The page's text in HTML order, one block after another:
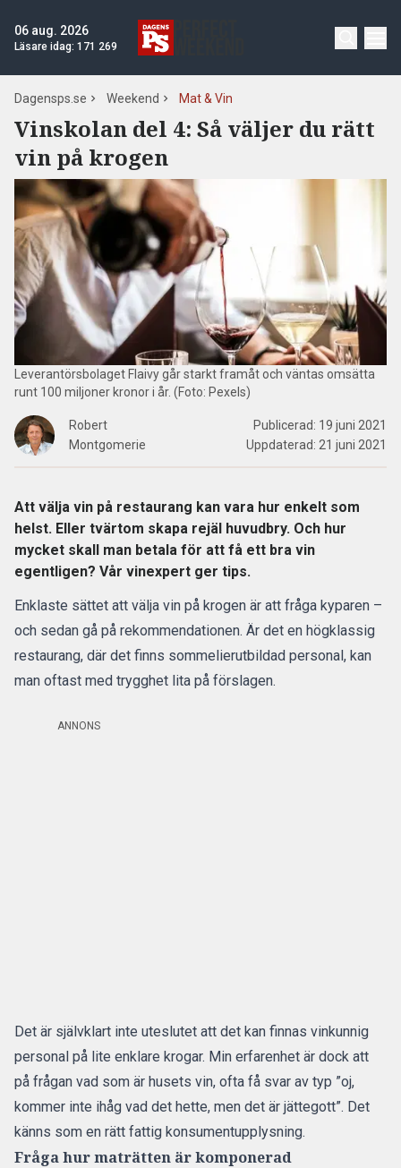
06 aug. 2026
Läsare idag: 171 269
Dagensps.se Weekend Mat & Vin
Vinskolan del 4: Så väljer du rätt
vin på krogen
Leverantörsbolaget Flaivy går starkt framåt och väntas omsätta
runt 100 miljoner kronor i år. (Foto: Pexels)
Robert
Montgomerie
Publicerad: 19 juni 2021
Uppdaterad: 21 juni 2021
Att välja vin på restaurang kan vara hur enkelt som
helst. Eller tvärtom skapa rejäl huvudbry. Och hur
mycket skall man betala för att få ett bra vin
egentligen? Vår vinexpert ger tips.
Enklaste sättet att välja vin på krogen är att fråga kyparen –
och sedan gå på rekommendationen. Är det en högklassig
restaurang, där det finns sommelierutbildad personal, kan
man oftast med trygghet lita på förslagen.
ANNONS
Det är självklart inte uteslutet att det kan finnas vinkunnig
personal på lite enklare krogar. Min erfarenhet är dock att
på frågan vad som är husets vin, ofta få svar av typ ”oj,
kommer inte ihåg vad det hette, men det är jättegott”. Det
känns som en rätt fattig konsumentupplysning.
Fråga hur maträtten är komponerad